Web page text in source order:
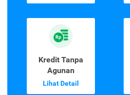
Kredit Tanpa
Agunan
Lihat Detail